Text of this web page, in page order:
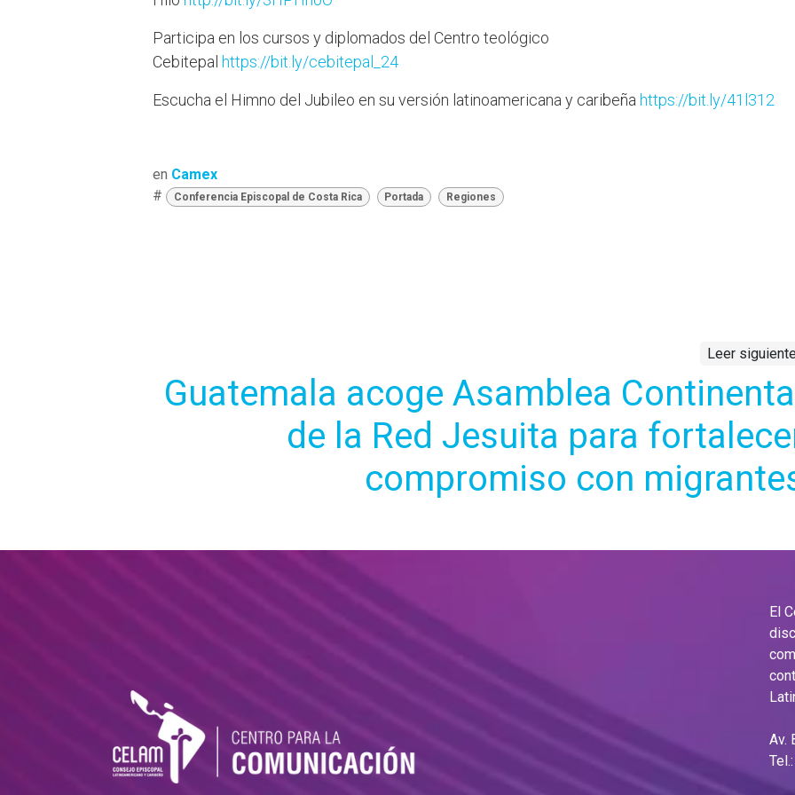
Participa en los cursos y diplomados del Centro teológico
Cebitepal https://bit.ly/cebitepal_24
Escucha el Himno del Jubileo en su versión latinoamericana y caribeña https://bit.ly/41l312
en Camex
#
Conferencia Episcopal de Costa Rica Portada Regiones
Leer
Guatemala acoge Asamblea
de la Red Jesuita para
compromiso con
El
Av.